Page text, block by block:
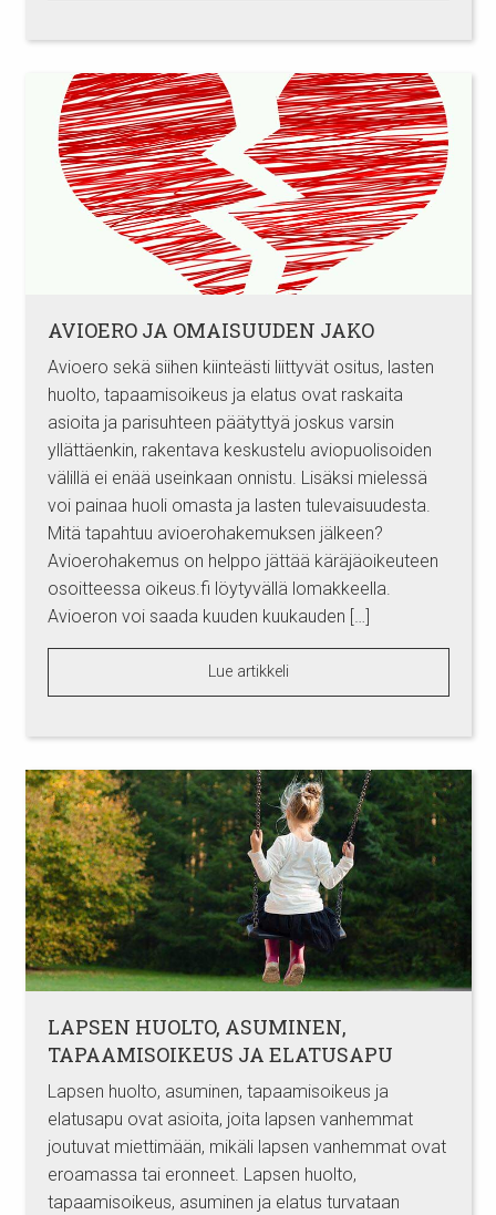
AVIOERO JA OMAISUUDEN JAKO
Avioero sekä siihen kiinteästi liittyvät ositus, lasten
huolto, tapaamisoikeus ja elatus ovat raskaita
asioita ja parisuhteen päätyttyä joskus varsin
yllättäenkin, rakentava keskustelu aviopuolisoiden
välillä ei enää useinkaan onnistu. Lisäksi mielessä
voi painaa huoli omasta ja lasten tulevaisuudesta.
Mitä tapahtuu avioerohakemuksen jälkeen?
Avioerohakemus on helppo jättää käräjäoikeuteen
osoitteessa oikeus.fi löytyvällä lomakkeella.
Avioeron voi saada kuuden kuukauden […]
Lue artikkeli
LAPSEN HUOLTO, ASUMINEN,
TAPAAMISOIKEUS JA ELATUSAPU
Lapsen huolto, asuminen, tapaamisoikeus ja
elatusapu ovat asioita, joita lapsen vanhemmat
joutuvat miettimään, mikäli lapsen vanhemmat ovat
eroamassa tai eronneet. Lapsen huolto,
tapaamisoikeus, asuminen ja elatus turvataan